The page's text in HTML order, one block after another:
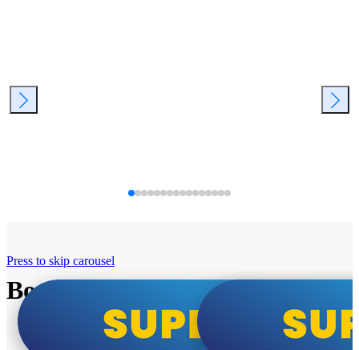
Bosch super cene
Press to skip carousel